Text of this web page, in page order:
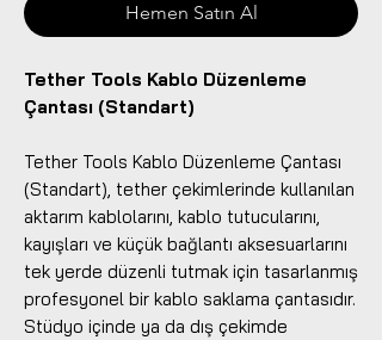
Hemen Satın Al
Tether Tools Kablo Düzenleme
Çantası (Standart)
Tether Tools Kablo Düzenleme Çantası
(Standart), tether çekimlerinde kullanılan
aktarım kablolarını, kablo tutucularını,
kayışları ve küçük bağlantı aksesuarlarını
tek yerde düzenli tutmak için tasarlanmış
profesyonel bir kablo saklama çantasıdır.
Stüdyo içinde ya da dış çekimde